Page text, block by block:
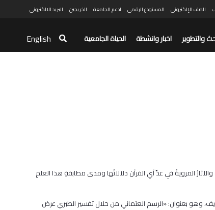
الصف الإلكتروني المستودع الرقمي ادعم الجامعة الخريجين البريد الالكتروني
والتطوير اخبار وانشطة الحياة الجامعية English
المرويةُ في عدِّ آي القرآن دلالاتُها ومدى مطابقةِ هذا العلمِ
وهو بعنوان: «الرسم العثماني من خلال تفسير الطبري عرض